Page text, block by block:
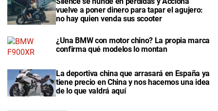
vuelve a poner dinero para tapar el agujero:
no hay quien venda sus scooter
¿Una BMW con motor chino? La propia marca
confirma qué modelos lo montan
La deportiva china que arrasará en España ya
tiene precio en China y nos hacemos una idea
de lo que valdrá aquí